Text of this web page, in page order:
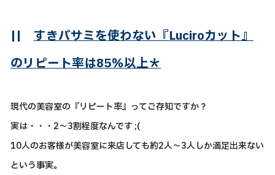
|| すきバサミを使わない『Luciroカット』
のリピート率は85％以上＊
現代の美容室の『リピート率』ってご存知ですか？
実は・・・2～3割程度なんです ;(
10人のお客様が美容室に来店しても約2人～3人しか満足出来ない
という事実。